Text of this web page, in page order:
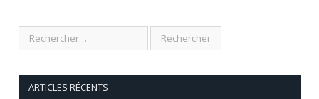
ARTICLES RÉCENTS